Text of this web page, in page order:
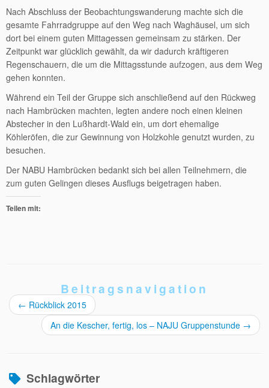
Nach Abschluss der Beobachtungswanderung machte sich die
gesamte Fahrradgruppe auf den Weg nach Waghäusel, um sich
dort bei einem guten Mittagessen gemeinsam zu stärken. Der
Zeitpunkt war glücklich gewählt, da wir dadurch kräftigeren
Regenschauern, die um die Mittagsstunde aufzogen, aus dem Weg
gehen konnten.
Während ein Teil der Gruppe sich anschließend auf den Rückweg
nach Hambrücken machten, legten andere noch einen kleinen
Abstecher in den Lußhardt-Wald ein, um dort ehemalige
Köhleröfen, die zur Gewinnung von Holzkohle genutzt wurden, zu
besuchen.
Der NABU Hambrücken bedankt sich bei allen Teilnehmern, die
zum guten Gelingen dieses Ausflugs beigetragen haben.
Teilen mit:
Beitragsnavigation
← Rückblick 2015
An die Kescher, fertig, los – NAJU Gruppenstunde →
Schlagwörter